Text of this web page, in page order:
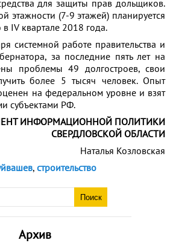
Архив
для защиты прав дольщиков.
этажности (7-9 этажей) планируется
в IV квартале 2018 года.
системной работе правительства и
за последние пять лет на
проблемы 49 долгостроев, свои
более 5 тысяч человек. Опыт
на федеральном уровне и взят
субъектами РФ.
ИНФОРМАЦИОННОЙ ПОЛИТИКИ
СВЕРДЛОВСКОЙ ОБЛАСТИ
Наталья Козловская
, строительство